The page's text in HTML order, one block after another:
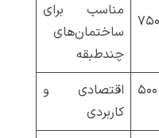
۴۰۰ تا ۷۵۰
مناسب برای
ساختمان‌های
چندطبقه
۳۰۰ تا ۵۰۰
اقتصادی و
کاربردی